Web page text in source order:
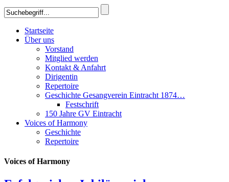
Startseite
Über uns
Vorstand
Mitglied werden
Kontakt & Anfahrt
Dirigentin
Repertoire
Geschichte Gesangverein Eintracht 1874…
Festschrift
150 Jahre GV Eintracht
Voices of Harmony
Geschichte
Repertoire
Voices of Harmony